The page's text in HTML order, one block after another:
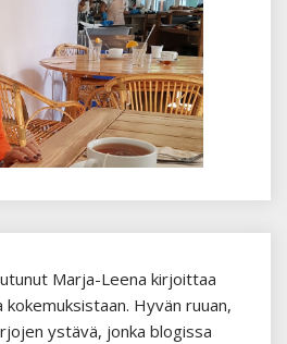
Marja-Leena kirjoittaa
Hyvän ruuan,
ystävä, jonka blogissa